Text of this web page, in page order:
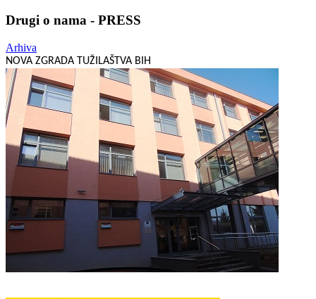
Drugi o nama - PRESS
Arhiva
NOVA ZGRADA TUŽILAŠTVA BIH